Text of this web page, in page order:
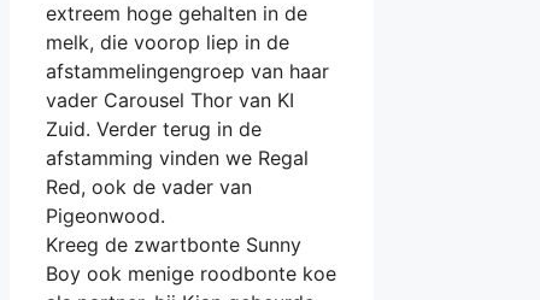
extreem hoge gehalten in de
melk, die voorop liep in de
afstammelingengroep van haar
vader Carousel Thor van KI
Zuid. Verder terug in de
afstamming vinden we Regal
Red, ook de vader van
Pigeonwood.
Kreeg de zwartbonte Sunny
Boy ook menige roodbonte koe